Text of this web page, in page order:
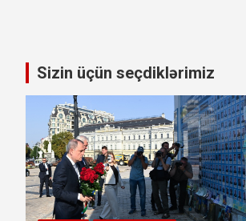
Sizin üçün seçdiklərimiz